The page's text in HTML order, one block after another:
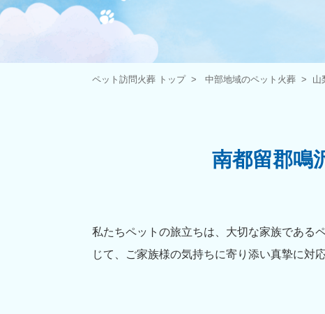
ペット訪問火葬 トップ 中部地域のペット火葬 山
南都留郡鳴
私たちペットの旅立ちは、大切な家族である
じて、ご家族様の気持ちに寄り添い真摯に対